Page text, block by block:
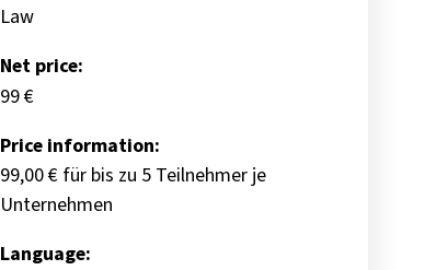
Law
Net price:
99 €
Price information:
99,00 € für bis zu 5 Teilnehmer je
Unternehmen
Language: